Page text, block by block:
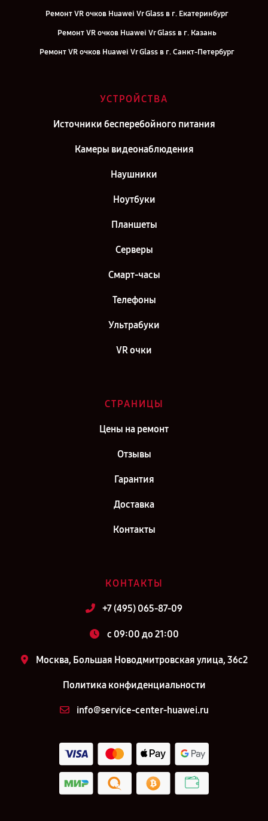
Ремонт VR очков Huawei Vr Glass в г. Екатеринбург
Ремонт VR очков Huawei Vr Glass в г. Казань
Ремонт VR очков Huawei Vr Glass в г. Санкт-Петербург
УСТРОЙСТВА
Источники бесперебойного питания
Камеры видеонаблюдения
Наушники
Ноутбуки
Планшеты
Серверы
Смарт-часы
Телефоны
Ультрабуки
VR очки
СТРАНИЦЫ
Цены на ремонт
Отзывы
Гарантия
Доставка
Контакты
КОНТАКТЫ
+7 (495) 065-87-09
c 09:00 до 21:00
Москва, Большая Новодмитровская улица, 36с2
Политика конфиденциальности
info@service-center-huawei.ru